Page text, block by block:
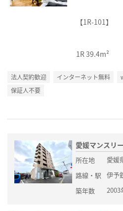
【1R-101】
1R39.4m²
法人契約歓迎 インターネット無料
保証人不要
愛媛マンスリ
所在地
愛媛
路線・駅
伊予
築年数
2003